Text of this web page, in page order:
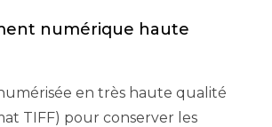
numérique haute
en très haute qualité
TIFF) pour conserver les